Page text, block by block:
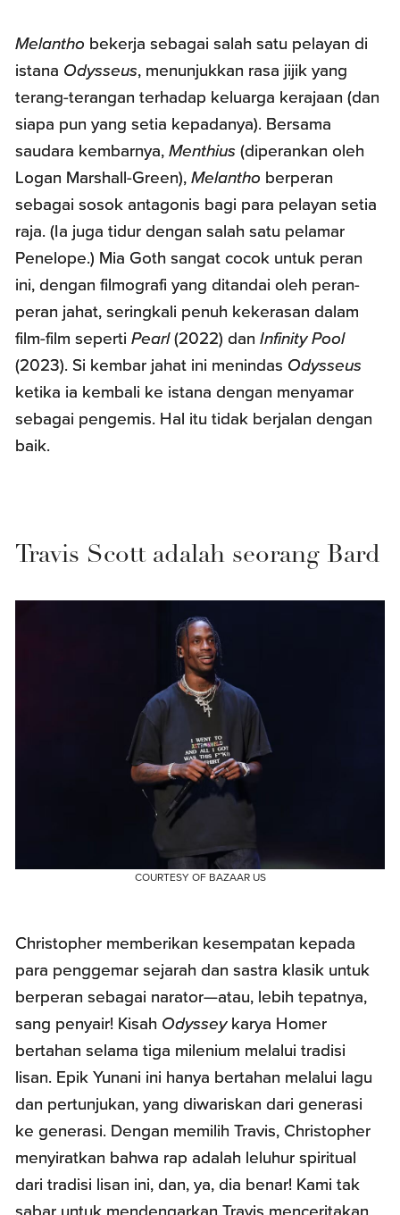
Melantho bekerja sebagai salah satu pelayan di
istana Odysseus, menunjukkan rasa jijik yang
terang-terangan terhadap keluarga kerajaan (dan
siapa pun yang setia kepadanya). Bersama
saudara kembarnya,Menthius (diperankan oleh
Logan Marshall-Green),Melantho berperan
sebagai sosok antagonis bagi para pelayan setia
raja. (Ia juga tidur dengan salah satu pelamar
Penelope.) Mia Goth sangat cocok untuk peran
ini, dengan filmografi yang ditandai oleh peran-
peran jahat, seringkali penuh kekerasan dalam
film-film sepertiPearl(2022) danInfinity Pool
(2023). Si kembar jahat ini menindas Odysseus
ketika ia kembali ke istana dengan menyamar
sebagai pengemis. Hal itu tidak berjalan dengan
baik.
Travis Scott adalah seorang Bard
COURTESY OF BAZAAR US
Christopher memberikan kesempatan kepada
para penggemar sejarah dan sastra klasik untuk
berperan sebagai narator—atau, lebih tepatnya,
sang penyair! Kisah Odysseykarya Homer
bertahan selama tiga milenium melalui tradisi
lisan. Epik Yunani ini hanya bertahan melalui lagu
dan pertunjukan, yang diwariskan dari generasi
ke generasi. Dengan memilih Travis, Christopher
menyiratkan bahwa rap adalah leluhur spiritual
dari tradisi lisan ini, dan, ya, dia benar! Kami tak